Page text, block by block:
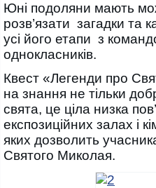
Юні подоляни мають
розв’язати загадки та
усі його етапи з
однокласників.
Квест «Легенди про
на знання не тільки
свята, це ціла низка
експозиційних залах і
яких дозволить
Святого Миколая.